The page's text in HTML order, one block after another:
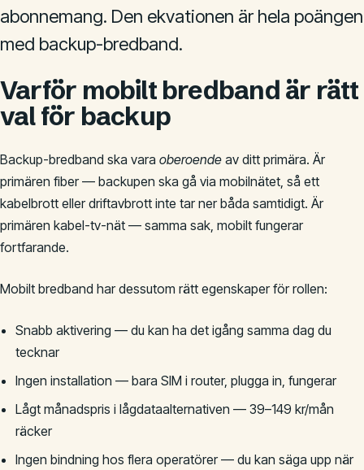
abonnemang. Den ekvationen är hela poängen
med backup-bredband.
Varför mobilt bredband är rätt
val för backup
Backup-bredband ska vara oberoende av ditt primära. Är
primären fiber — backupen ska gå via mobilnätet, så ett
kabelbrott eller driftavbrott inte tar ner båda samtidigt. Är
primären kabel-tv-nät — samma sak, mobilt fungerar
fortfarande.
Mobilt bredband har dessutom rätt egenskaper för rollen:
Snabb aktivering — du kan ha det igång samma dag du
tecknar
Ingen installation — bara SIM i router, plugga in, fungerar
Lågt månadspris i lågdataalternativen — 39–149 kr/mån
räcker
Ingen bindning hos flera operatörer — du kan säga upp när